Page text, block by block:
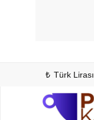
₺ Türk Lirası